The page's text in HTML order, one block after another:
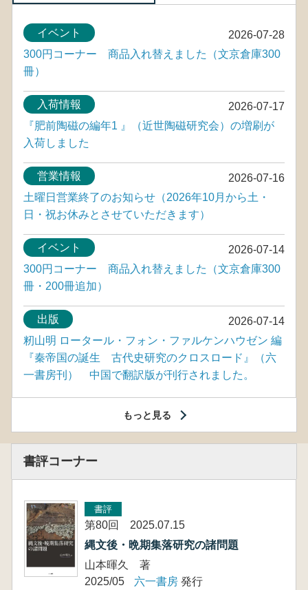
2026-07-28
イベント
300円コーナー 商品入れ替えました（文京倉庫300
冊）
2026-07-17
入荷情報
『肥前陶磁の編年1 』（近世陶磁研究会）の増刷が
入荷しました
2026-07-16
営業情報
土曜日営業終了のお知らせ（2026年10月から土・
日・祝お休みとさせていただきます）
2026-07-14
イベント
300円コーナー 商品入れ替えました（文京倉庫300
冊・200冊追加）
2026-07-14
出版
籾山明 ロータール・フォン・ファルケンハウゼン 編
『秦帝国の誕生 古代史研究のクロスロード』（六
一書房刊） 中国で翻訳版が刊行されました。
もっと見る
書評コーナー
書評
第80回 2025.07.15
縄文後・晩期集落研究の諸問題
山本暉久 著
2025/05
六一書房 発行